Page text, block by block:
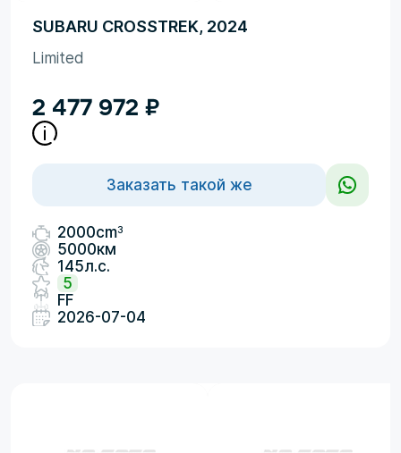
SUBARU CROSSTREK, 2024
Limited
2 477 972 ₽
Заказать такой же
2000cm3
5000км
145л.с.
5
FF
2026-07-04